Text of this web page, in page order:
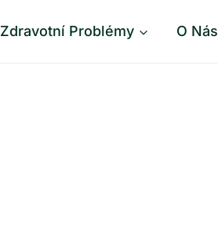
Zdravotní Problémy O Nás